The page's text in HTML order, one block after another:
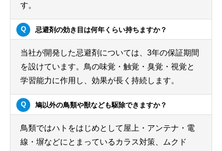
す。
忌避剤の効き目は何年くらい持ちますか？
当社が開発した忌避剤については、3年の保証期間
を設けています。鳥の味覚・触覚・臭覚・視覚と
学習能力に作用し、効果が長く持続します。
鳩以外の鳥類や獣なども駆除できますか？
鳥類ではハトをはじめとして屋上・アンテナ・電
線・塀などにとまっているカラス対策、ムクド